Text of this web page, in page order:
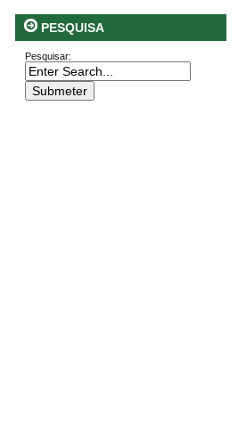
PESQUISA
Pesquisar: